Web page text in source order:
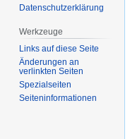
Datenschutzerklärung
Werkzeuge
Links auf diese Seite
Änderungen an
verlinkten Seiten
Spezialseiten
Seiten­informationen